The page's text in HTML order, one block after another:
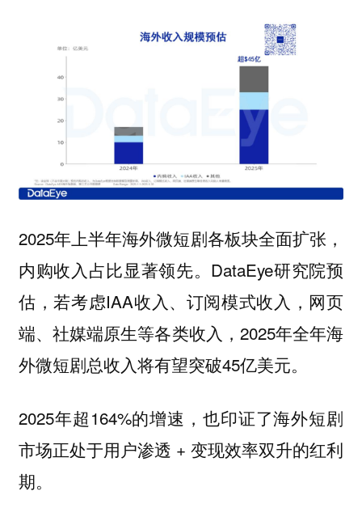
2025年上半年海外微短剧各板块全面扩张，
内购收入占比显著领先。DataEye研究院预
估，若考虑IAA收入、订阅模式收入，网页
端、社媒端原生等各类收入，2025年全年海
外微短剧总收入将有望突破45亿美元。
2025年超164%的增速，也印证了海外短剧
市场正处于用户渗透 + 变现效率双升的红利
期。